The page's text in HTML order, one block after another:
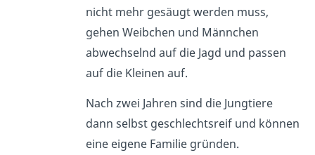
nicht mehr gesäugt werden muss,
gehen Weibchen und Männchen
abwechselnd auf die Jagd und passen
auf die Kleinen auf.
Nach zwei Jahren sind die Jungtiere
dann selbst geschlechtsreif und können
eine eigene Familie gründen.